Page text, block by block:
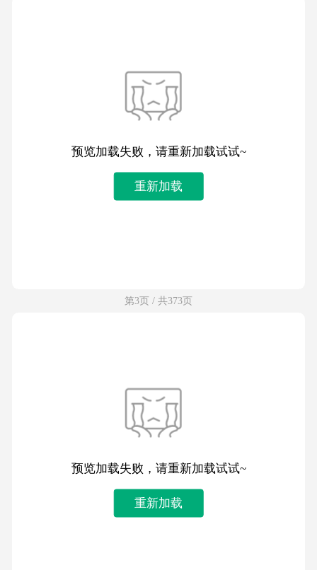
预览加载失败，请重新加载试试~
重新加载
第3页 / 共373页
预览加载失败，请重新加载试试~
重新加载